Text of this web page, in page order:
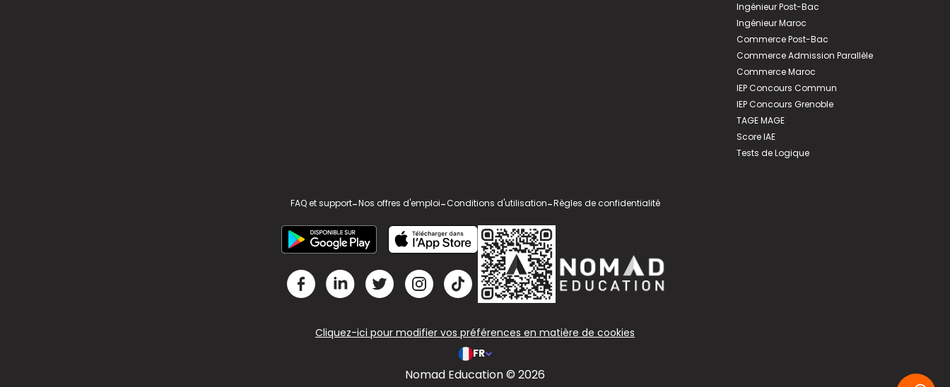
Ingénieur Post-Bac
Ingénieur Maroc
Commerce Post-Bac
Commerce Admission Parallèle
Commerce Maroc
IEP Concours Commun
IEP Concours Grenoble
TAGE MAGE
Score IAE
Tests de Logique
FAQ et support-Nos offres d'emploi-Conditions d'utilisation-Règles de confidentialité
Cliquez-ici pour modifier vos préférences en matière de cookies
FR
Nomad Education © 2026